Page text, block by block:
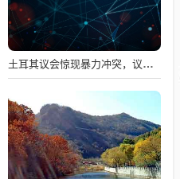
土耳其议会惊现暴力冲突，议员互撕引发全球瞩目